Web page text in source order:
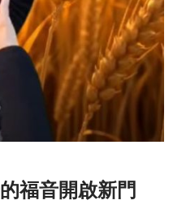
福音開啟新門